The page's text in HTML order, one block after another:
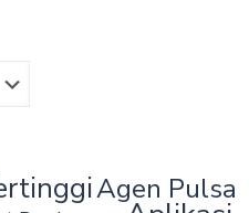
Agen Pulsa